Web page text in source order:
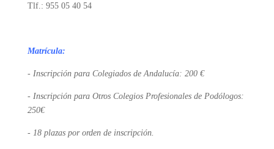
Tlf.: 955 05 40 54
Matrícula:
- Inscripción para Colegiados de Andalucía: 200 €
- Inscripción para Otros Colegios Profesionales de Podólogos:
250€
- 18 plazas por orden de inscripción.